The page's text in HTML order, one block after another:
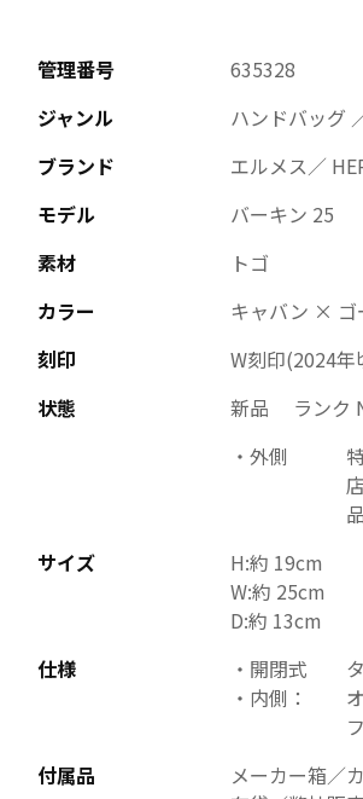
管理番号
635328
ジャンル
ハンドバッグ
ブランド
エルメス／
モデル
バーキン 25
素材
トゴ
カラー
キャバン × ゴ
刻印
W刻印(2024年
状態
新品 ランク
外側
サイズ
H:約 19cm
W:約 25cm
D:約 13cm
仕様
開閉式
内側：
付属品
メーカー箱／